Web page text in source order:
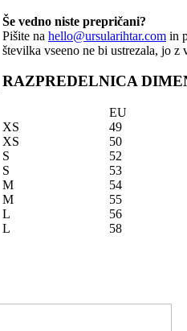
Še vedno niste prepričani?
Pišite na hello@ursularihtar.com in
številka vseeno ne bi ustrezala, jo z
RAZPREDELNICA
EU
XS
49
XS
50
S
52
S
53
M
54
M
55
L
56
L
58